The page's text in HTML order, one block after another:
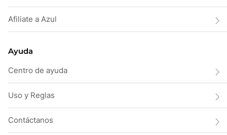
Afiliate a Azul
Ayuda
Centro de ayuda
Uso y Reglas
Contáctanos